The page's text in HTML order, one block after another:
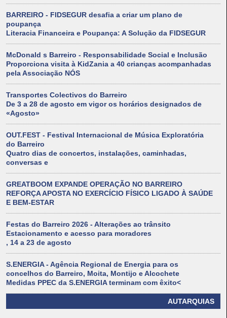
BARREIRO - FIDSEGUR desafia a criar um plano de
poupança
Literacia Financeira e Poupança: A Solução da FIDSEGUR
McDonald s Barreiro - Responsabilidade Social e Inclusão
Proporciona visita à KidZania a 40 crianças acompanhadas
pela Associação NÓS
Transportes Colectivos do Barreiro
De 3 a 28 de agosto em vigor os horários designados de
«Agosto»
OUT.FEST - Festival Internacional de Música Exploratória
do Barreiro
Quatro dias de concertos, instalações, caminhadas,
conversas e
GREATBOOM EXPANDE OPERAÇÃO NO BARREIRO
REFORÇA APOSTA NO EXERCÍCIO FÍSICO LIGADO À SAÚDE
E BEM-ESTAR
Festas do Barreiro 2026 - Alterações ao trânsito
Estacionamento e acesso para moradores
, 14 a 23 de agosto
S.ENERGIA - Agência Regional de Energia para os
concelhos do Barreiro, Moita, Montijo e Alcochete
Medidas PPEC da S.ENERGIA terminam com êxito<
AUTARQUIAS